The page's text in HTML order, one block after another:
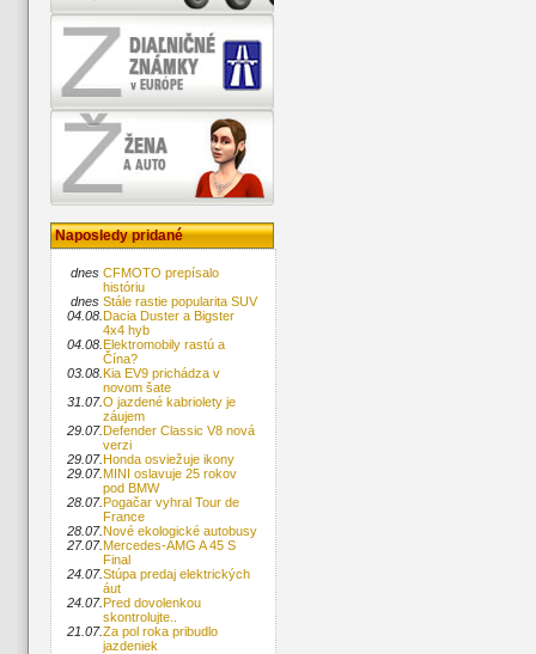
Naposledy pridané
dnes CFMOTO prepísalo
históriu
dnes Stále rastie popularita SUV
04.08.Dacia Duster a Bigster
4x4 hyb
04.08.Elektromobily rastú a
Čína?
03.08.Kia EV9 prichádza v
novom šate
31.07.O jazdené kabriolety je
záujem
29.07.Defender Classic V8 nová
verzi
29.07.Honda osviežuje ikony
29.07.MINI oslavuje 25 rokov
pod BMW
28.07.Pogačar vyhral Tour de
France
28.07.Nové ekologické autobusy
27.07.Mercedes-AMG A 45 S
Final
24.07.Stúpa predaj elektrických
áut
24.07.Pred dovolenkou
skontrolujte..
21.07.Za pol roka pribudlo
jazdeniek